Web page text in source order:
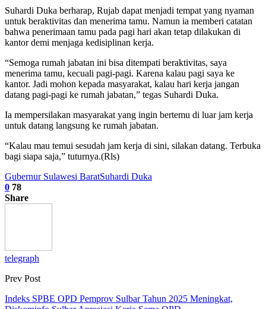
Suhardi Duka berharap, Rujab dapat menjadi tempat yang nyaman
untuk beraktivitas dan menerima tamu. Namun ia memberi catatan
bahwa penerimaan tamu pada pagi hari akan tetap dilakukan di
kantor demi menjaga kedisiplinan kerja.
“Semoga rumah jabatan ini bisa ditempati beraktivitas, saya
menerima tamu, kecuali pagi-pagi. Karena kalau pagi saya ke
kantor. Jadi mohon kepada masyarakat, kalau hari kerja jangan
datang pagi-pagi ke rumah jabatan,” tegas Suhardi Duka.
Ia mempersilakan masyarakat yang ingin bertemu di luar jam kerja
untuk datang langsung ke rumah jabatan.
“Kalau mau temui sesudah jam kerja di sini, silakan datang. Terbuka
bagi siapa saja,” tuturnya.(Rls)
Gubernur Sulawesi BaratSuhardi Duka
0 78
Share
telegraph
Prev Post
Indeks SPBE OPD Pemprov Sulbar Tahun 2025 Meningkat,